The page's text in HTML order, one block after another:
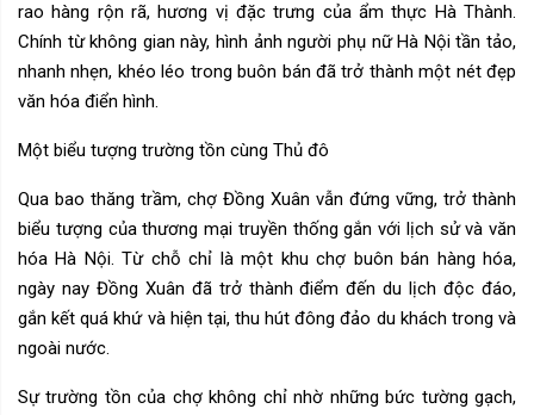
rao hàng rộn rã, hương vị đặc trưng của ẩm thực Hà Thành.
Chính từ không gian này, hình ảnh người phụ nữ Hà Nội tần tảo,
nhanh nhẹn, khéo léo trong buôn bán đã trở thành một nét đẹp
văn hóa điển hình.
Một biểu tượng trường tồn cùng Thủ đô
Qua bao thăng trầm, chợ Đồng Xuân vẫn đứng vững, trở thành
biểu tượng của thương mại truyền thống gắn với lịch sử và văn
hóa Hà Nội. Từ chỗ chỉ là một khu chợ buôn bán hàng hóa,
ngày nay Đồng Xuân đã trở thành điểm đến du lịch độc đáo,
gắn kết quá khứ và hiện tại, thu hút đông đảo du khách trong và
ngoài nước.
Sự trường tồn của chợ không chỉ nhờ những bức tường gạch,